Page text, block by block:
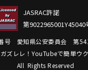
JASRAC許諾
第9022965001Y45040
号 愛知県公安委員会 第
ズレレ！YouTubeで簡単ウ
All Rights Reserved